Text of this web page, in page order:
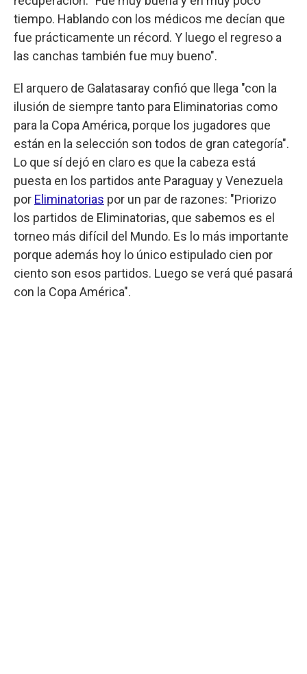
tiempo. Hablando con los médicos me decían que
fue prácticamente un récord. Y luego el regreso a
las canchas también fue muy bueno".
El arquero de Galatasaray confió que llega "con la
ilusión de siempre tanto para Eliminatorias como
para la Copa América, porque los jugadores que
están en la selección son todos de gran categoría".
Lo que sí dejó en claro es que la cabeza está
puesta en los partidos ante Paraguay y Venezuela
por Eliminatorias por un par de razones: "Priorizo
los partidos de Eliminatorias, que sabemos es el
torneo más difícil del Mundo. Es lo más importante
porque además hoy lo único estipulado cien por
ciento son esos partidos. Luego se verá qué pasará
con la Copa América".